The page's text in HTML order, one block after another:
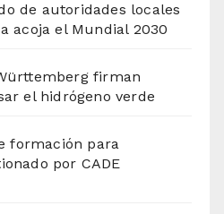
de autoridades locales
acoja el Mundial 2030
firman
el hidrógeno verde
formación para
por CADE